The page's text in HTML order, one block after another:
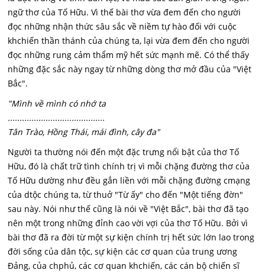
ngữ thơ của Tố Hữu. Vì thế bài thơ vừa đem đến cho người
đọc những nhận thức sâu sắc về niềm tự hào đối với cuộc
khchiến thần thánh của chúng ta, lại vừa đem đến cho người
đọc những rung cảm thẩm mỹ hết sức mạnh mẽ. Có thể thấy
những đặc sắc này ngay từ những dòng thơ mở đầu của "Việt
Bắc".
"Mình về mình có nhớ ta
.........................................
Tân Trào, Hồng Thái, mái đình, cây đa"
Người ta thường nói đến một đặc trưng nổi bật của thơ Tố
Hữu, đó là chất trữ tình chính trị vì mỗi chặng đường thơ của
Tố Hữu dường như đều gắn liền với mỗi chặng đường cmạng
của dtộc chúng ta, từ thuở "Từ ấy" cho đến "Một tiếng đờn"
sau này. Nói như thế cũng là nói về "Việt Bắc", bài thơ đã tạo
nên một trong những đỉnh cao vời vợi của thơ Tố Hữu. Bởi vì
bài thơ đã ra đời từ một sự kiện chính trị hết sức lớn lao trong
đời sống của dân tộc, sự kiện các cơ quan của trung ương
Đảng, của chphủ, các cơ quan khchiến, các cán bộ chiến sĩ